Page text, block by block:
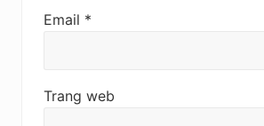
Email *
Trang web